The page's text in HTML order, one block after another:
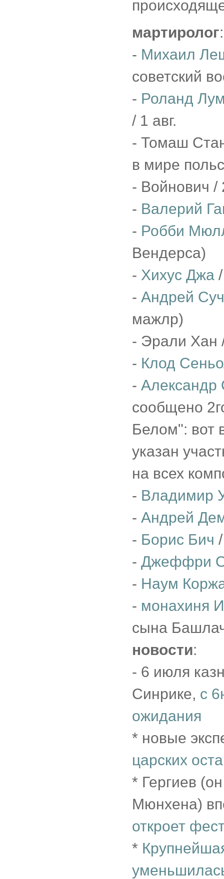
мартиролог:
- Михаил
советский
- Роланд
/ 1 авг.
- Томаш
в мире
- Войнович
- Валерий
- Робби
Вендерса)
- Хихус Джа
- Андрей
мажлр)
- Эрали Хан
- Клод
- Александр
сообщено
Белом": вот
указан
на всех
- Владимир
- Андрей
- Борис Бич
- Джеффри
- Наум
- монахиня
сына
новости:
- 6 июля
Синрике, c
ожидания
* новые
царских
* Гергиев
Мюнхена)
откроет
*